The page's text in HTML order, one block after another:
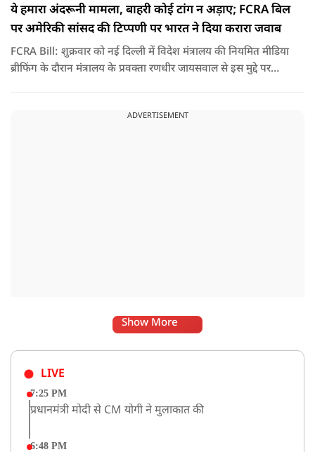
ये हमारा अंदरूनी मामला, बाहरी कोई टांग न अड़ाए; FCRA बिल
पर अमेरिकी सांसद की टिप्पणी पर भारत ने दिया करारा जवाब
FCRA Bill: शुक्रवार को नई दिल्ली में विदेश मंत्रालय की नियमित मीडिया
ब्रीफिंग के दौरान मंत्रालय के प्रवक्ता रणधीर जायसवाल से इस मुद्दे पर
ADVERTISEMENT
Show More
LIVE
7:25 PM
प्रधानमंत्री मोदी से CM योगी ने मुलाकात की
6:48 PM